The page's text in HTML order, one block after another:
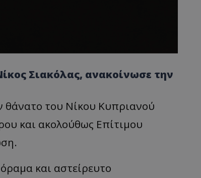
Σιακόλας, ανακοίνωσε την
θάνατο του Νίκου Κυπριανού
και ακολούθως Επίτιμου
και αστείρευτο